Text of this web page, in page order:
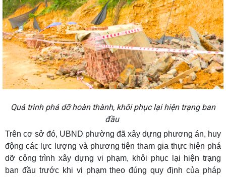
Quá trình phá dỡ hoàn thành, khôi phục lại hiện trạng ban
đầu
Trên cơ sở đó, UBND phường đã xây dựng phương án, huy
động các lực lượng và phương tiện tham gia thực hiện phá
dỡ công trình xây dựng vi phạm, khôi phục lại hiện trạng
ban đầu trước khi vi phạm theo đúng quy định của pháp